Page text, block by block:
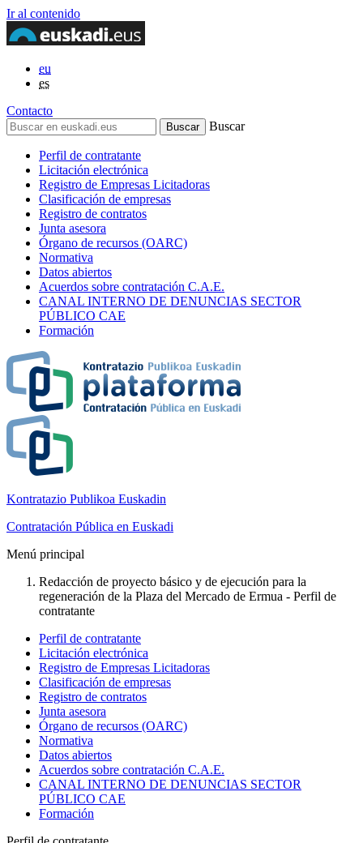
Ir al contenido
eu
es
Contacto
Buscar
Perfil de contratante
Licitación electrónica
Registro de Empresas Licitadoras
Clasificación de empresas
Registro de contratos
Junta asesora
Órgano de recursos (OARC)
Normativa
Datos abiertos
Acuerdos sobre contratación C.A.E.
CANAL INTERNO DE DENUNCIAS SECTOR
PÚBLICO CAE
Formación
Kontratazio Publikoa Euskadin
Contratación Pública en Euskadi
Menú principal
Redacción de proyecto básico y de ejecución para la
regeneración de la Plaza del Mercado de Ermua - Perfil de
contratante
Perfil de contratante
Licitación electrónica
Registro de Empresas Licitadoras
Clasificación de empresas
Registro de contratos
Junta asesora
Órgano de recursos (OARC)
Normativa
Datos abiertos
Acuerdos sobre contratación C.A.E.
CANAL INTERNO DE DENUNCIAS SECTOR
PÚBLICO CAE
Formación